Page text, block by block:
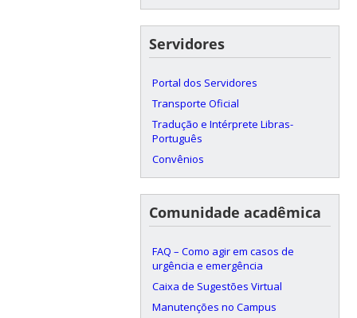
Servidores
Portal dos Servidores
Transporte Oficial
Tradução e Intérprete Libras-
Português
Convênios
Comunidade acadêmica
FAQ – Como agir em casos de
urgência e emergência
Caixa de Sugestões Virtual
Manutenções no Campus